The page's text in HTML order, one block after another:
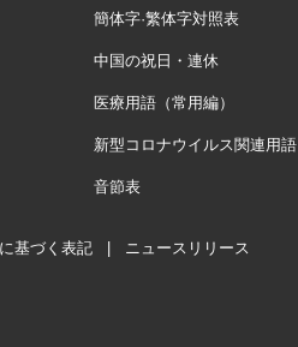
簡体字·繁体字対照表
中国の祝日・連休
医療用語（常用編）
新型コロナウイルス関連用語
音節表
基づく表記 ニュースリリース